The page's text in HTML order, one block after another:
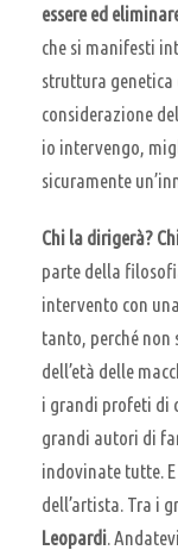
essere ed
che si manifesti
struttura genetica
considerazione
io intervengo,
sicuramente
Chi la dirigerà?
parte della
intervento con
tanto, perché
dell’età delle
i grandi profeti di
grandi autori di
indovinate tutte.
dell’artista. Tra i
Leopardi.